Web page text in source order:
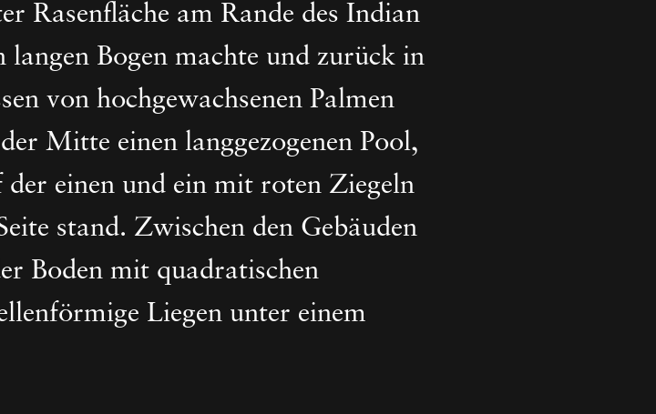
Rasenfläche am Rande des Indian
langen Bogen machte und zurück in
von hochgewachsenen Palmen
Mitte einen langgezogenen Pool,
der einen und ein mit roten Ziegeln
stand. Zwischen den Gebäuden
Boden mit quadratischen
Liegen unter einem